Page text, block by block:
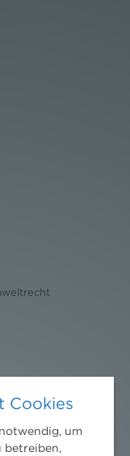
Cookies
um
betreiben,